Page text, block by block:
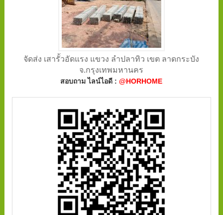
จัดส่ง เสารั้วอัดแรง แขวง ลำปลาทิว เขต ลาดกระบัง
จ.กรุงเทพมหานคร
สอบถาม ไลน์ไอดี :@HORHOME